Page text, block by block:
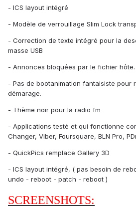
- ICS layout intégré
- Modèle de verrouillage Slim Lock
- Correction de texte intégré pour la
masse USB
- Annonces bloquées par le fichier hôte.
- Pas de bootanimation fantaisiste pour
démarage.
- Thème noir pour la radio fm
- Applications testé et qui fonctionne
Changer, Viber, Foursquare, BLN Pro,
- QuickPics remplace Gallery 3D
- ICS layout intégré, ( pas besoin de
undo - reboot - patch - reboot )
SCREENSHOTS: